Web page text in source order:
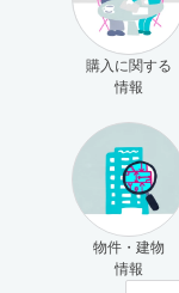
購入に関する
情報
物件・建物
情報